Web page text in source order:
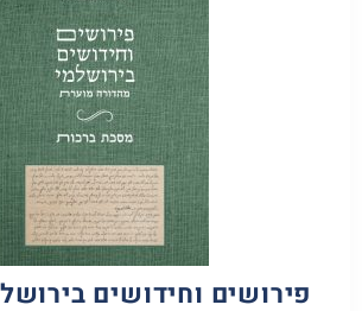
פירושים וחידושים